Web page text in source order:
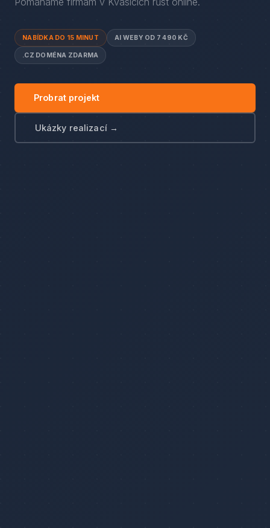
NABÍDKA DO 15 MINUT AI WEBY OD 7 490 KČ
.CZ DOMÉNA ZDARMA
Probrat projekt
Ukázky realizací →